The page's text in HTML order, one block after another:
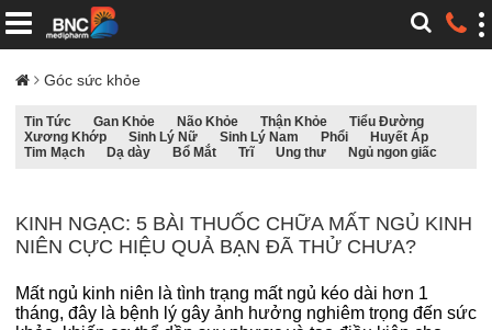
Góc sức khỏe
Tin Tức Gan Khỏe Não Khỏe Thận Khỏe
Tiểu Đường
Xương Khớp
Sinh Lý Nữ Sinh Lý Nam Phổi
Huyết Áp
Tim Mạch
Dạ dày Bổ Mắt Trĩ Ung thư Ngủ ngon giấc
KINH NGẠC: 5 BÀI THUỐC CHỮA MẤT NGỦ KINH
NIÊN CỰC HIỆU QUẢ BẠN ĐÃ THỬ CHƯA?
Mất ngủ kinh niên là tình trạng mất ngủ kéo dài hơn 1
tháng, đây là bệnh lý gây ảnh hưởng nghiêm trọng đến sức